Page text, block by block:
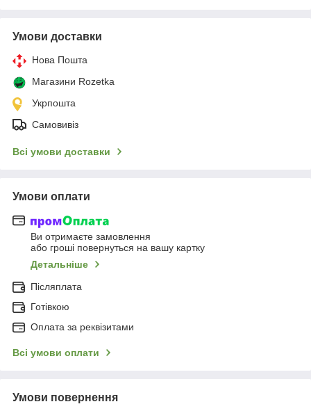
Умови доставки
Нова Пошта
Магазини Rozetka
Укрпошта
Самовивіз
Всі умови доставки
Умови оплати
Ви отримаєте замовлення
або гроші повернуться на вашу картку
Детальніше
Післяплата
Готівкою
Оплата за реквізитами
Всі умови оплати
Умови повернення